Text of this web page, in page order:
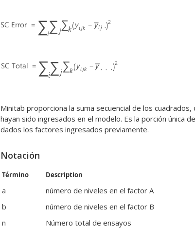
Minitab proporciona la suma secuencial de los
hayan sido ingresados en el modelo. Es la porción única
dados los factores ingresados previamente.
Notación
Término Description
a
número de niveles en el factor A
b
número de niveles en el factor B
n
Número total de ensayos